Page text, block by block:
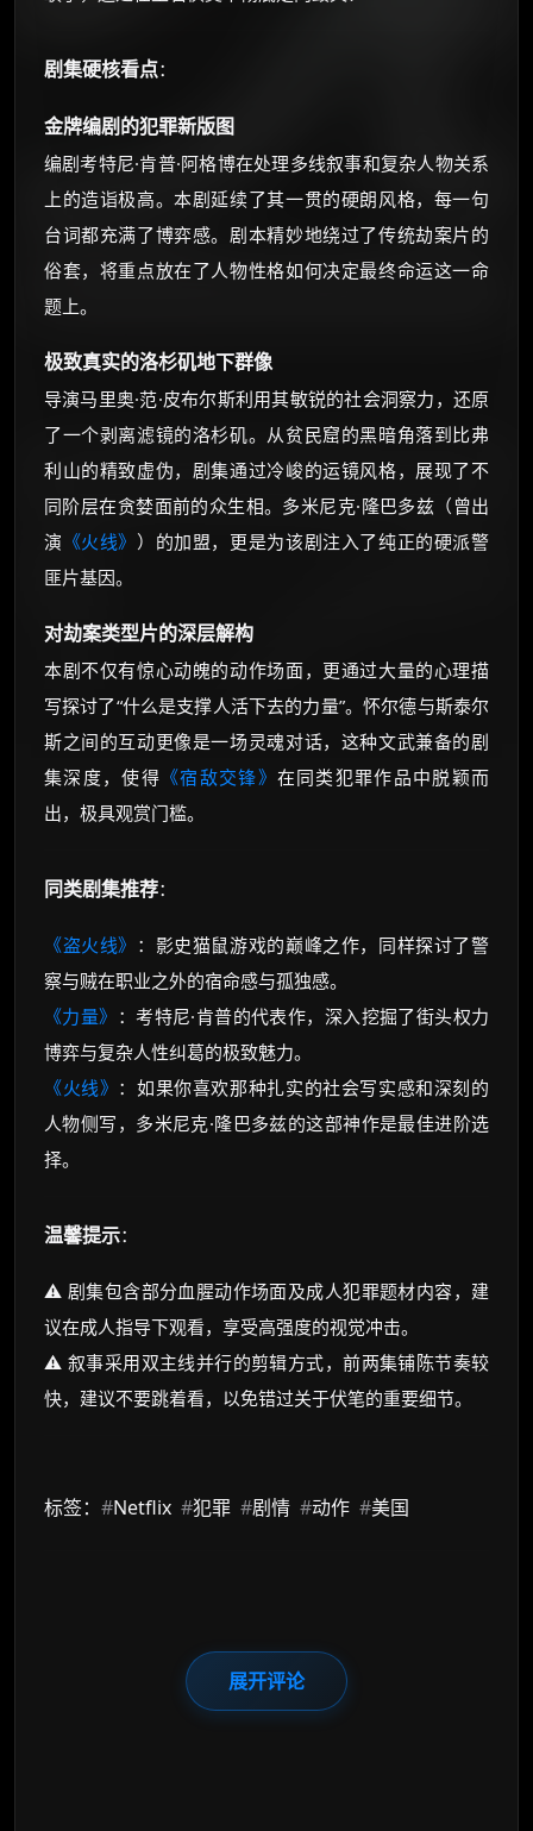
剧集硬核看点：
金牌编剧的犯罪新版图
编剧考特尼·肯普·阿格博在处理多线叙事和复杂人物关系
上的造诣极高。本剧延续了其一贯的硬朗风格，每一句
台词都充满了博弈感。剧本精妙地绕过了传统劫案片的
俗套，将重点放在了人物性格如何决定最终命运这一命
题上。
极致真实的洛杉矶地下群像
导演马里奥·范·皮布尔斯利用其敏锐的社会洞察力，还原
了一个剥离滤镜的洛杉矶。从贫民窟的黑暗角落到比弗
利山的精致虚伪，剧集通过冷峻的运镜风格，展现了不
同阶层在贪婪面前的众生相。多米尼克·隆巴多兹（曾出
演 《火线》 ）的加盟，更是为该剧注入了纯正的硬派警
匪片基因。
对劫案类型片的深层解构
本剧不仅有惊心动魄的动作场面，更通过大量的心理描
写探讨了“什么是支撑人活下去的力量”。怀尔德与斯泰尔
斯之间的互动更像是一场灵魂对话，这种文武兼备的剧
集深度，使得 《宿敌交锋》 在同类犯罪作品中脱颖而
出，极具观赏门槛。
同类剧集推荐：
《盗火线》 ：影史猫鼠游戏的巅峰之作，同样探讨了警
察与贼在职业之外的宿命感与孤独感。
《力量》 ：考特尼·肯普的代表作，深入挖掘了街头权力
博弈与复杂人性纠葛的极致魅力。
《火线》 ：如果你喜欢那种扎实的社会写实感和深刻的
人物侧写，多米尼克·隆巴多兹的这部神作是最佳进阶选
择。
温馨提示：
⚠️ 剧集包含部分血腥动作场面及成人犯罪题材内容，建
议在成人指导下观看，享受高强度的视觉冲击。
⚠️ 叙事采用双主线并行的剪辑方式，前两集铺陈节奏较
快，建议不要跳着看，以免错过关于伏笔的重要细节。
标签： #Netflix #犯罪 #剧情 #动作 #美国
展开评论